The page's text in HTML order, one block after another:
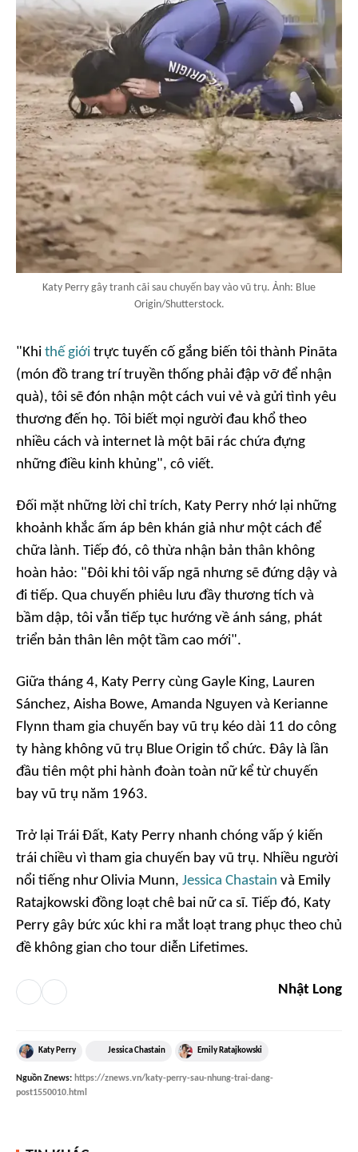
Katy Perry gây tranh cãi sau chuyến bay vào vũ trụ. Ảnh: Blue
Origin/Shutterstock.
"Khi thế giới trực tuyến cố gắng biến tôi thành Pinãta
(món đồ trang trí truyền thống phải đập vỡ để nhận
quà), tôi sẽ đón nhận một cách vui vẻ và gửi tình yêu
thương đến họ. Tôi biết mọi người đau khổ theo
nhiều cách và internet là một bãi rác chứa đựng
những điều kinh khủng", cô viết.
Đối mặt những lời chỉ trích, Katy Perry nhớ lại những
khoảnh khắc ấm áp bên khán giả như một cách để
chữa lành. Tiếp đó, cô thừa nhận bản thân không
hoàn hảo: "Đôi khi tôi vấp ngã nhưng sẽ đứng dậy và
đi tiếp. Qua chuyến phiêu lưu đầy thương tích và
bầm dập, tôi vẫn tiếp tục hướng về ánh sáng, phát
triển bản thân lên một tầm cao mới".
Giữa tháng 4, Katy Perry cùng Gayle King, Lauren
Sánchez, Aisha Bowe, Amanda Nguyen và Kerianne
Flynn tham gia chuyến bay vũ trụ kéo dài 11 do công
ty hàng không vũ trụ Blue Origin tổ chức. Đây là lần
đầu tiên một phi hành đoàn toàn nữ kể từ chuyến
bay vũ trụ năm 1963.
Trở lại Trái Đất, Katy Perry nhanh chóng vấp ý kiến
trái chiều vì tham gia chuyến bay vũ trụ. Nhiều người
nổi tiếng như Olivia Munn, Jessica Chastain và Emily
Ratajkowski đồng loạt chê bai nữ ca sĩ. Tiếp đó, Katy
Perry gây bức xúc khi ra mắt loạt trang phục theo chủ
đề không gian cho tour diễn Lifetimes.
Nhật Long
Katy Perry Jessica Chastain Emily Ratajkowski
Nguồn Znews: https://znews.vn/katy-perry-sau-nhung-trai-dang-
post1550010.html